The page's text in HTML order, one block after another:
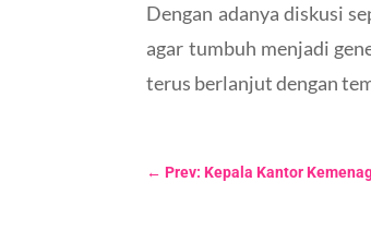
Dengan adanya diskusi
agar tumbuh menjadi
terus berlanjut dengan
←Prev: Kepala Kantor